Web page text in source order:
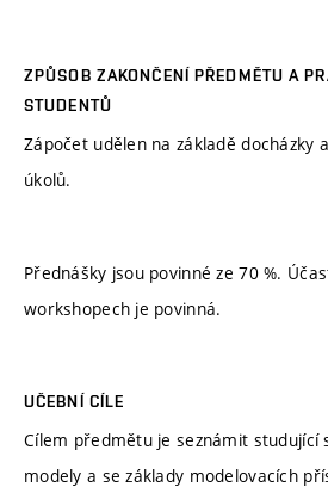
ZPŮSOB ZAKONČENÍ PŘEDMĚTU A
STUDENTŮ
Zápočet udělen na základě docházky
úkolů.
Přednášky jsou povinné ze 70 %.
workshopech je povinná.
UČEBNÍ CÍLE
Cílem předmětu je seznámit studující
modely a se základy modelovacích